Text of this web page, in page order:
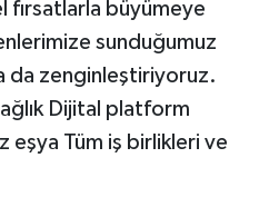
fırsatlarla büyümeye
sunduğumuz
da zenginleştiriyoruz.
Dijital platform
eşya Tüm iş birlikleri ve